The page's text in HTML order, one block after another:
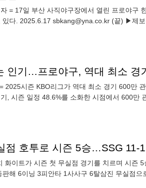
= 17일 부산 사직야구장에서 열린 프로야구
있다. 2025.6.17 sbkang@yna.co.kr (끝) ▶제
인기…프로야구, 역대 최소 경
2025시즌 KBO리그가 역대 최소 경기 600만
, 시즌 일정 48.6%를 소화한 시점에서 600만
점 호투로 시즌 5승…SSG 11-
화이트가 시즌 첫 무실점 경기를 치르며 시즌
해 6이닝 3피안타 1사사구 6탈삼진 무실점으